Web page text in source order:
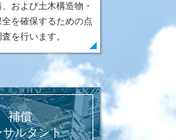
および土木構造物・
を確保するための点
を行います。
補償
ルタント